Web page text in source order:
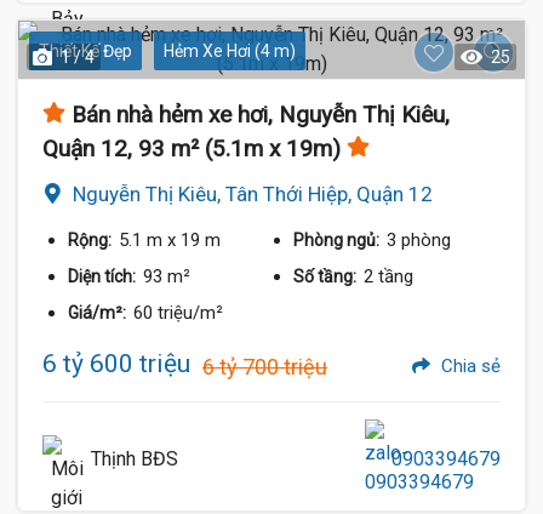
Thiết Kế Đẹp Hẻm Xe Hơi (4 m)
1 / 4 25
Bán nhà hẻm xe hơi, Nguyễn Thị Kiêu,
Quận 12, 93 m² (5.1m x 19m)
Nguyễn Thị Kiêu, Tân Thới Hiệp, Quận 12
Rộng: 5.1 m x 19 m Phòng ngủ: 3 phòng
Diện tích: 93 m² Số tầng: 2 tầng
Giá/m²: 60 triệu/m²
6 tỷ 600 triệu 6 tỷ 700 triệu Chia sẻ
Thịnh BĐS 0903394679